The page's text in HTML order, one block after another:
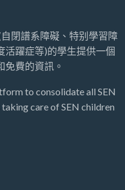
閉譜系障礙、特别學習障
活躍症等)的學生提供一個
免費的資訊。
to consolidate all SEN
care of SEN children